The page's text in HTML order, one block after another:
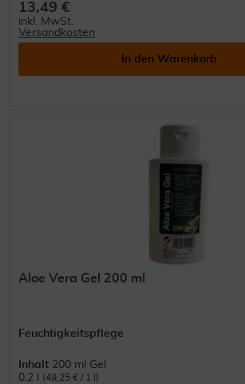
13,49 €
inkl. MwSt.
Versandkosten
In den Warenkorb
Aloe Vera Gel 200 ml
Feuchtigkeitspflege
Inhalt 200 ml Gel
0.2 l
(49,25 € / 1 l)